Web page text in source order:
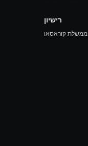
רישיון
ממשלת קוראסאו